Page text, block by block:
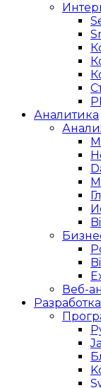
Аналитика
Веб-
Разработка